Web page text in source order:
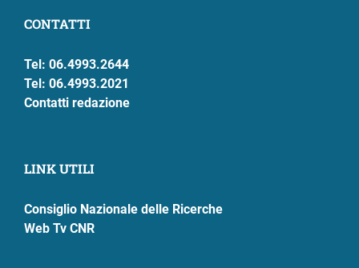
CONTATTI
Tel: 06.4993.2644
Tel: 06.4993.2021
Contatti redazione
LINK UTILI
Consiglio Nazionale delle Ricerche
Web Tv CNR